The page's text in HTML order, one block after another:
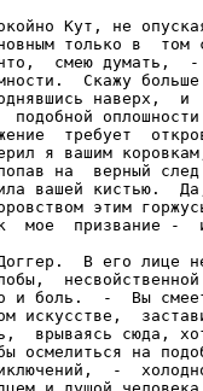
Кут, не
только в  том
смею думать,  -
Скажу
наверх,
требует
я вашим
на  верный
вашей кистью.
этим
мое  призвание -
В его лице
несвойственной
и боль.  -  Вы
искусстве,
врываясь сюда,
осмелиться на
-
и душой